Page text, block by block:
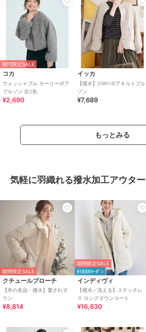
期間限定SALE
コカ
ウォッシャブル カーリーボア
ブルゾン 全2色
¥2,690
イッカ
【撥水】2WAYボアキルトブル
ゾン
¥7,689
もっとみる
気軽に羽織れる撥水加工アウター
期間限定SALE
クチュールブローチ
【冬の名品・撥水】愛されダ
ウン
¥8,814
期間限定SALE
¥1888ｸｰﾎﾟﾝ
インディヴィ
【撥水／洗える】ステッチレ
ス ロングダウンコート
¥16,830